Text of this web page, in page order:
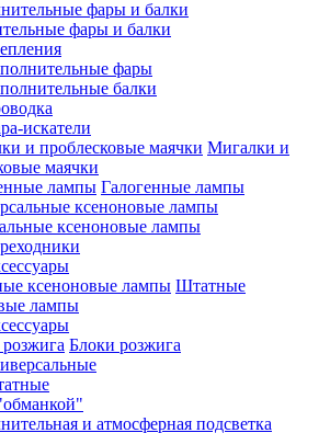
фары и балки
фары
балки
искатели
Мигалки и
маячки
Галогенные лампы
ксеноновые лампы
Штатные
лампы
Блоки розжига